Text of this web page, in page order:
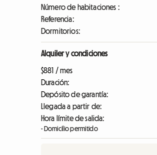
Número de habitaciones :
Referencia:
Dormitorios:
Alquiler y condiciones
$881 / mes
Duración:
Depósito de garantía:
Llegada a partir de:
Hora límite de salida:
- Domicilio permitido